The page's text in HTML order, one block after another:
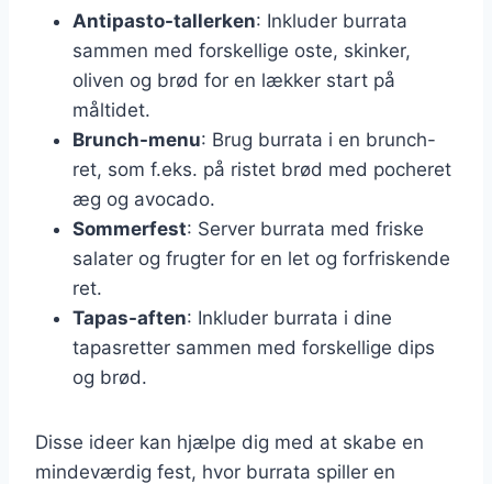
Antipasto-tallerken: Inkluder burrata
sammen med forskellige oste, skinker,
oliven og brød for en lækker start på
måltidet.
Brunch-menu: Brug burrata i en brunch-
ret, som f.eks. på ristet brød med pocheret
æg og avocado.
Sommerfest: Server burrata med friske
salater og frugter for en let og forfriskende
ret.
Tapas-aften: Inkluder burrata i dine
tapasretter sammen med forskellige dips
og brød.
Disse ideer kan hjælpe dig med at skabe en
mindeværdig fest, hvor burrata spiller en